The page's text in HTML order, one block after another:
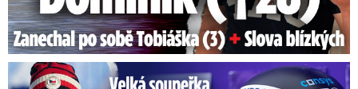
Velká soupeřka Adamczykové: Šokující konec!